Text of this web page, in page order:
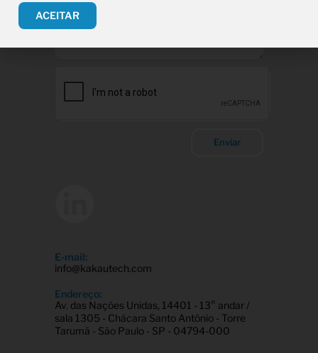
Enviar
E-mail:
info@kakautech.com
Endereço:
Av. das Nações Unidas, 14401 - 13° andar /
sala 1305 - Chácara Santo Antônio - Torre
Tarumã - São Paulo - SP - 04794-000
ACEITAR